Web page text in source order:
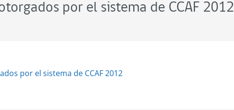
por el sistema de CCAF 2012
por el sistema de CCAF 2012